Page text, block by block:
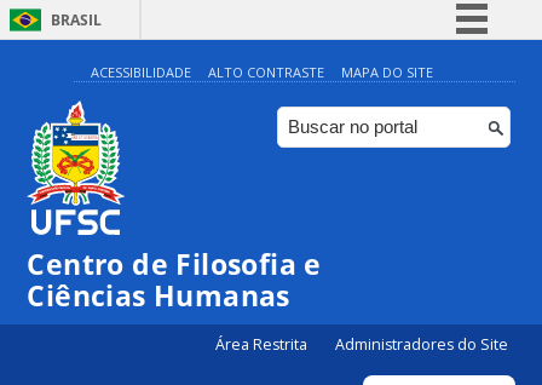
BRASIL
Simplifique!
Comunica BR
Participe
ACESSIBILIDADE ALTO CONTRASTE MAPA DO SITE
Centro de Filosofia e
Ciências Humanas
Área Restrita Administradores do Site